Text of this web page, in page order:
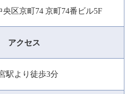
区京町74 京町74番ビル5F
アクセス
駅より徒歩3分